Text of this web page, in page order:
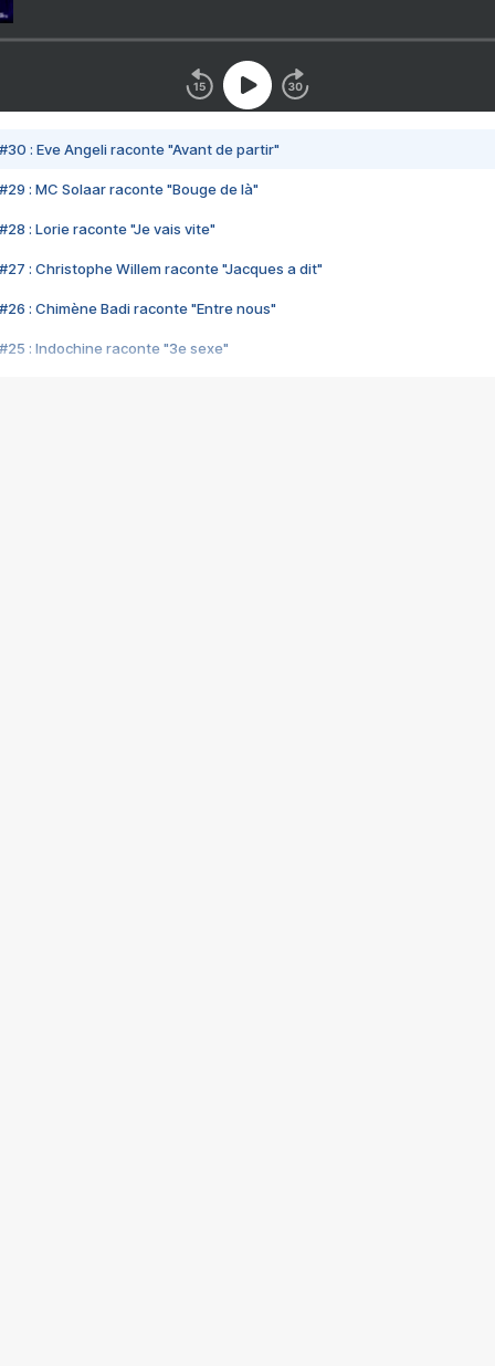
#30 : Eve Angeli raconte "Avant de partir"
#29 : MC Solaar raconte "Bouge de là"
#28 : Lorie raconte "Je vais vite"
#27 : Christophe Willem raconte "Jacques a dit"
#26 : Chimène Badi raconte "Entre nous"
#25 : Indochine raconte "3e sexe"